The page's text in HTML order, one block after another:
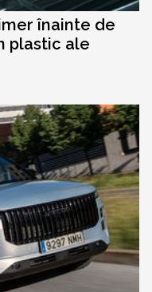
înainte de
plastic ale